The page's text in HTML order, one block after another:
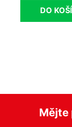
DO
Mějte